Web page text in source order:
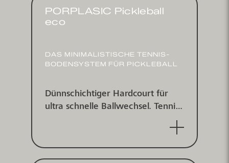
PORPLASIC Pickleball
eco
DAS MINI­MALIS­TISCHE TENNIS­
BODEN­SYSTEM FÜR PICKLEBALL
Dünn­schichtiger Hard­court für
ultra schnelle Ball­wechsel. Tennis­
Pickleball.